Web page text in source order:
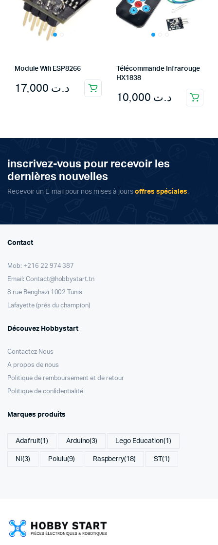
Module Wifi ESP8266
د.ت
Télécommande Infrarouge
HX1838
د.ت
inscrivez-vous pour recevoir les
dernières nouvelles
Recevoir un E-mail pour nos mises à jours offres spéciales.
Contact
Mob: +216 22 974 387
Email: Contact@hobbystart.tn
8 rue Benghazi 1002 Tunis
Lafayette (prés du champion)
Découvez Hobbystart
Contactez Nous
A propos de nous
Politique de remboursement et de retour
Politique de confidentialité
Marques produits
Adafruit(1) Arduino(3) Lego Education(1)
NI (3) Polulu(9) Raspberry(18) ST(1)